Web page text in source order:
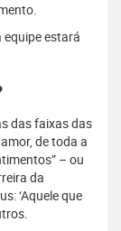
equipe estará
das faixas das
de toda a
– ou
da
‘Aquele que